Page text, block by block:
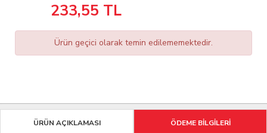
233,55 TL
Ürün geçici olarak temin edilememektedir.
ÜRÜN AÇIKLAMASI ÖDEME BİLGİLERİ